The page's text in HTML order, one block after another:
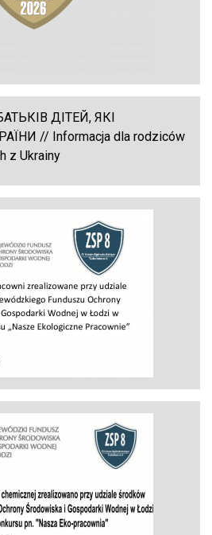
ДІТЕЙ, ЯКІ
// Informacja dla rodziców
z Ukrainy